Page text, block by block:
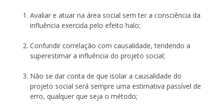
Avaliar e atuar na área social sem ter a consciência da
influência exercida pelo efeito halo;
Confundir correlação com causalidade, tendendo a
superestimar a influência do projeto social;
Não se dar conta de que isolar a causalidade do
projeto social será sempre uma estimativa passível de
erro, qualquer que seja o método;